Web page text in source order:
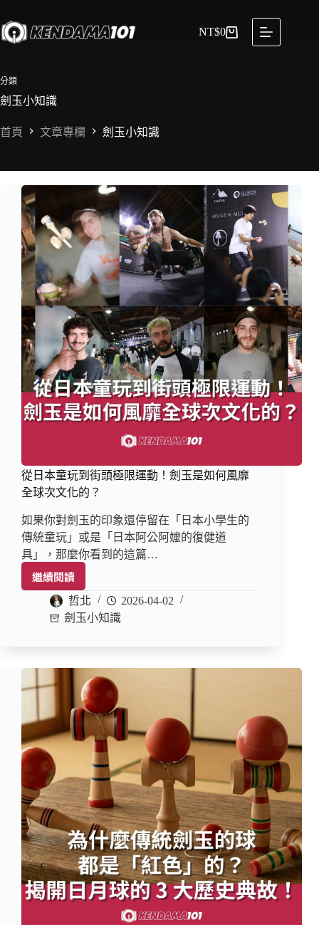
NT$0
分類
劍玉小知識
首頁 文章專欄 劍玉小知識
從日本童玩到街頭極限運動！劍玉是如何風靡
全球次文化的？
如果你對劍玉的印象還停留在「日本小學生的
傳統童玩」或是「日本阿公阿嬤的復健道
具」，那麼你看到的這篇…
繼續閱讀
哲北
2026-04-02
劍玉小知識